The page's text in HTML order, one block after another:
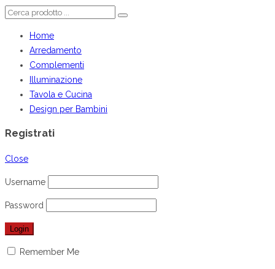
Home
Arredamento
Complementi
Illuminazione
Tavola e Cucina
Design per Bambini
Registrati
Close
Username
Password
Remember Me